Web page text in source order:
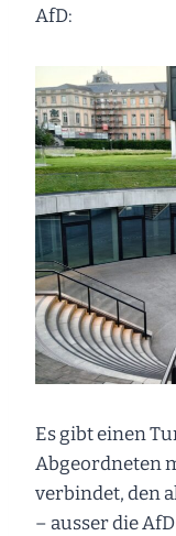
AfD:
Es gibt einen
Abgeordneten
verbindet, den
– ausser die